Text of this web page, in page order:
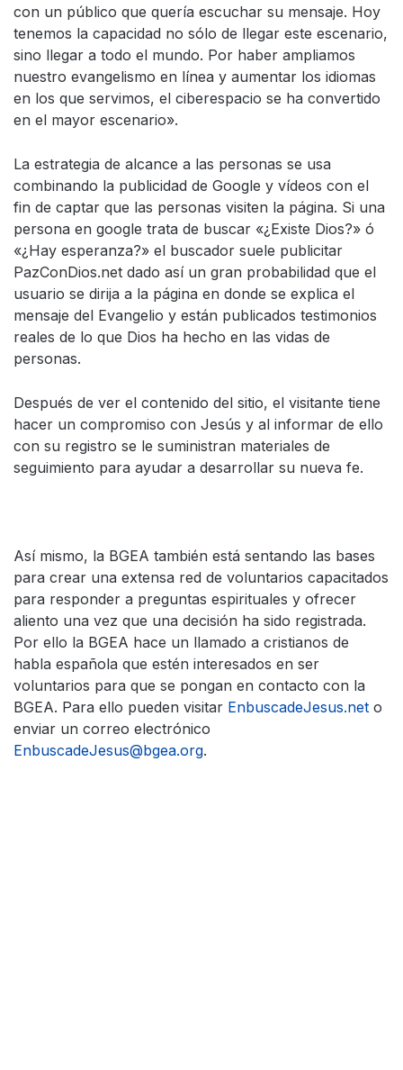
con un público que quería escuchar su mensaje. Hoy
tenemos la capacidad no sólo de llegar este escenario,
sino llegar a todo el mundo. Por haber ampliamos
nuestro evangelismo en línea y aumentar los idiomas
en los que servimos, el ciberespacio se ha convertido
en el mayor escenario».
La estrategia de alcance a las personas se usa
combinando la publicidad de Google y vídeos con el
fin de captar que las personas visiten la página. Si una
persona en google trata de buscar «¿Existe Dios?» ó
«¿Hay esperanza?» el buscador suele publicitar
PazConDios.net dado así un gran probabilidad que el
usuario se dirija a la página en donde se explica el
mensaje del Evangelio y están publicados testimonios
reales de lo que Dios ha hecho en las vidas de
personas.
Después de ver el contenido del sitio, el visitante tiene
hacer un compromiso con Jesús y al informar de ello
con su registro se le suministran materiales de
seguimiento para ayudar a desarrollar su nueva fe.
Así mismo, la BGEA también está sentando las bases
para crear una extensa red de voluntarios capacitados
para responder a preguntas espirituales y ofrecer
aliento una vez que una decisión ha sido registrada.
Por ello la BGEA hace un llamado a cristianos de
habla española que estén interesados en ser
voluntarios para que se pongan en contacto con la
BGEA. Para ello pueden visitar EnbuscadeJesus.net o
enviar un correo electrónico
EnbuscadeJesus@bgea.org.